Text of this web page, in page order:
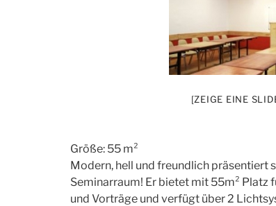
[ZEIGE EINE
Größe: 55 m²
Modern, hell und freundlich präsentiert
Seminarraum! Er bietet mit 55m² Platz
und Vorträge und verfügt über 2